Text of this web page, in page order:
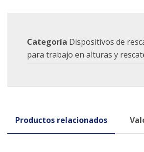
Categoría Dispositivos de
para trabajo en alturas y
Productos relacionados